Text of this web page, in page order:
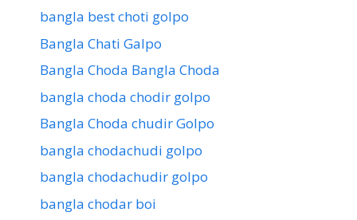
bangla best choti golpo
Bangla Chati Galpo
Bangla Choda Bangla Choda
bangla choda chodir golpo
Bangla Choda chudir Golpo
bangla chodachudi golpo
bangla chodachudir golpo
bangla chodar boi